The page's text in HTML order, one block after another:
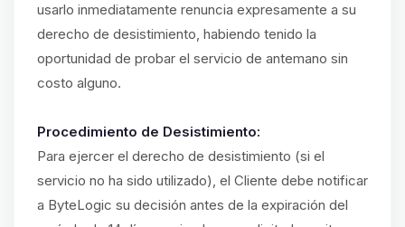
usarlo inmediatamente renuncia expresamente a su
derecho de desistimiento, habiendo tenido la
oportunidad de probar el servicio de antemano sin
costo alguno.
Procedimiento de Desistimiento:
Para ejercer el derecho de desistimiento (si el
servicio no ha sido utilizado), el Cliente debe notificar
a ByteLogic su decisión antes de la expiración del